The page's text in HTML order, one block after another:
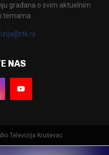
građana o svim aktuelnim
temama.
NAS
Televizija Kruševac